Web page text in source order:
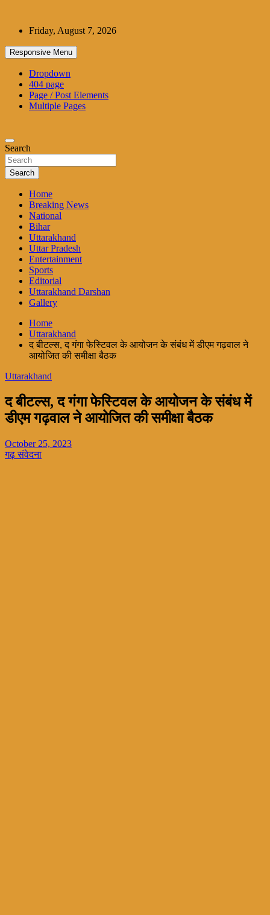
contentFriday, August 7, 2026
Responsive Menu
Dropdown
404 page
Page / Post Elements
Multiple Pages
Search
Search
Home
Breaking News
National
Bihar
Uttarakhand
Uttar Pradesh
Entertainment
Sports
Editorial
Uttarakhand Darshan
Gallery
Home
Uttarakhand
द बीटल्स, द गंगा फेस्टिवल के आयोजन के संबंध में डीएम गढ़वाल ने
आयोजित की समीक्षा बैठक
Uttarakhand
द बीटल्स, द गंगा फेस्टिवल के आयोजन के संबंध में
डीएम गढ़वाल ने आयोजित की समीक्षा बैठक
October 25, 2023
गढ़ संवेदना